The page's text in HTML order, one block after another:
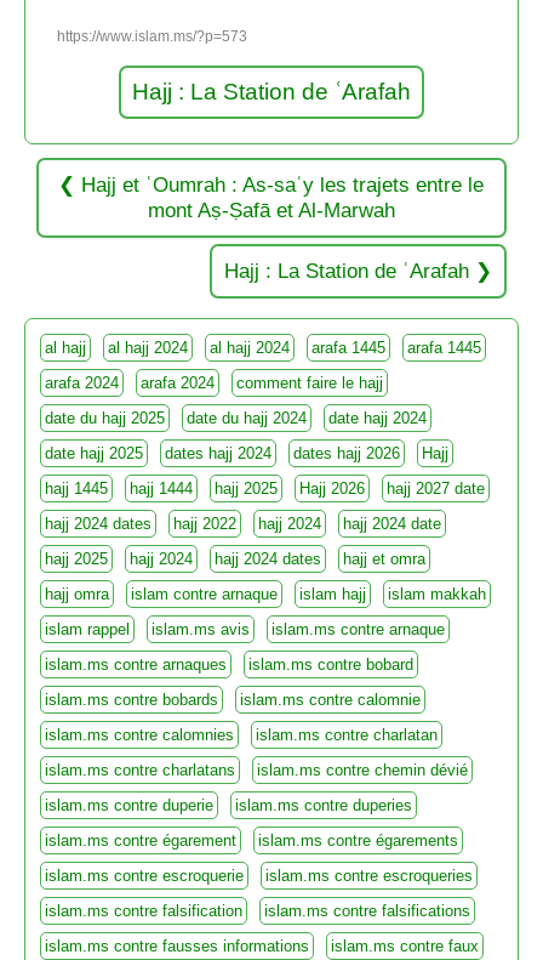
https://www.islam.ms/?p=573
Hajj : La Station de ʿArafah
Hajj et ʿOumrah : As-saʿy les trajets entre le
mont Aṣ-Ṣafā et Al-Marwah
Hajj : La Station de ʿArafah
al hajj al hajj 2024 al hajj 2024 arafa 1445
arafa 1445
arafa 2024
arafa 2024
comment faire le hajj
date du hajj 2025
date du hajj 2024
date hajj 2024
date hajj 2025
dates hajj 2024 dates hajj 2026
Hajj
hajj 1445
hajj 1444 hajj 2025 Hajj 2026
hajj 2027 date
hajj 2024 dates
hajj 2022 hajj 2024
hajj 2024 date
hajj 2025
hajj 2024 hajj 2024 dates
hajj et omra
hajj omra
islam contre arnaque islam hajj
islam makkah
islam rappel
islam.ms avis
islam.ms contre arnaque
islam.ms contre arnaques
islam.ms contre bobard
islam.ms contre bobards
islam.ms contre calomnie
islam.ms contre calomnies
islam.ms contre charlatan
islam.ms contre charlatans
islam.ms contre chemin dévié
islam.ms contre duperie
islam.ms contre duperies
islam.ms contre égarement
islam.ms contre égarements
islam.ms contre escroquerie
islam.ms contre escroqueries
islam.ms contre falsification
islam.ms contre falsifications
islam.ms contre fausses informations
islam.ms contre faux